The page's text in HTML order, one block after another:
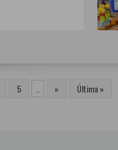
5 » Última »